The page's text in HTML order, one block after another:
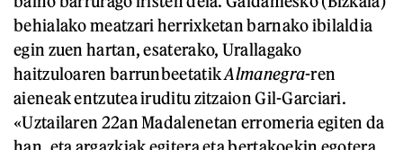
behialako meatzari herrixketan barnako ibilaldia
egin zuen hartan, esaterako, Urallagako
haitzuloaren barrunbeetatikAlmanegra-ren
aieneak entzutea iruditu zitzaion Gil-Garciari.
«Uztailaren 22an Madalenetan erromeria egiten da
han, eta argazkiak egitera eta bertakoekin egotera